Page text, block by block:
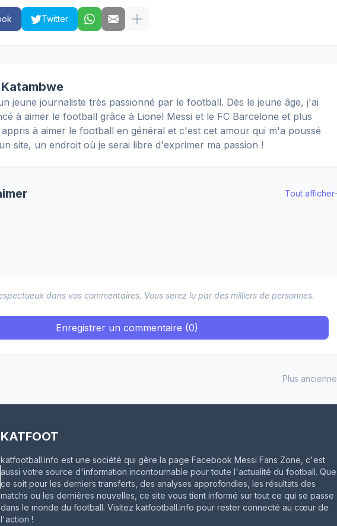
Twitter
jeune journaliste très passionné par le football. Dès le jeune âge, j'ai
à aimer le football grâce à Lionel Messi et le FC Barcelone et plus
à aimer le football en général et c'est cet amour qui m'a poussé
site, un endroit où je serai libre d'exprimer ma passion !
Tout afficher
dans vos commentaires. Vous serez lu par des milliers de personnes.
Enregistrer un commentaire (0)
Plus ancienne
KATFOOT
katfootball.info est une société qui gère la page Facebook Messi Fans Zone, c'est
aussi votre source d'information incontournable pour toute l'actualité du football. Que
ce soit pour les derniers transferts, des analyses approfondies, les résultats des
matchs ou les dernières nouvelles, ce site vous tient informé sur tout ce qui se passe
dans le monde du football. Visitez katfootball.info pour rester connecté au cœur de
l'action !